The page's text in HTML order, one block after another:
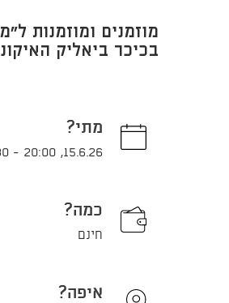
​מוזמנים ומוזמנות
בכיכר ביאליק
מתי?
15.6.26
,
20:00
-
כמה?
חינם
איפה?